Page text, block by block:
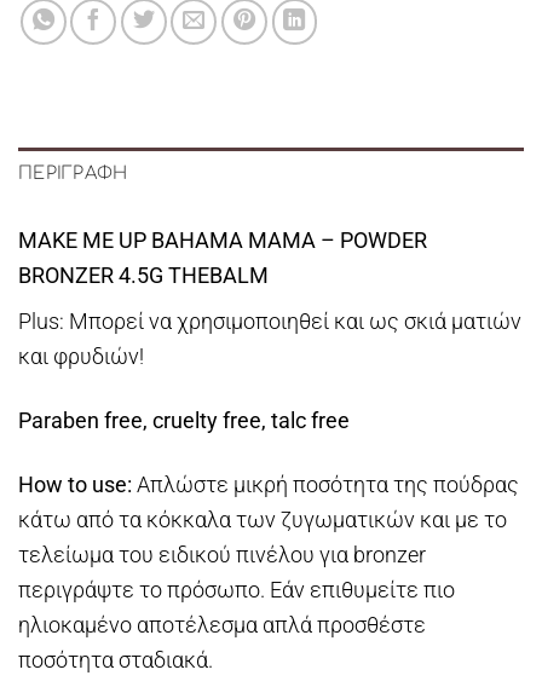
ΠΕΡΙΓΡΑΦΉ
MAKE ME UP BAHAMA MAMA – POWDER
BRONZER 4.5G THEBALM
Plus: Μπορεί να χρησιμοποιηθεί και ως σκιά ματιών
και φρυδιών!
Paraben free, cruelty free, talc free
How to use: Απλώστε μικρή ποσότητα της πούδρας
κάτω από τα κόκκαλα των ζυγωματικών και με το
τελείωμα του ειδικού πινέλου για bronzer
περιγράψτε το πρόσωπο. Εάν επιθυμείτε πιο
ηλιοκαμένο αποτέλεσμα απλά προσθέστε
ποσότητα σταδιακά.